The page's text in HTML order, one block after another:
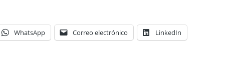
WhatsApp Correo electrónico LinkedIn